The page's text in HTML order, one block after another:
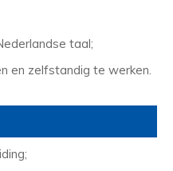
taal;
en zelfstandig te werken.